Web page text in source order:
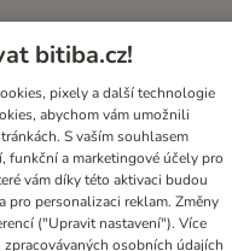
údajů
Likvidace baterií
od smlouvy
bitiba.cz!
pixely a další technologie
abychom vám umožnili
S vaším souhlasem
funkční a marketingové účely pro
vám díky této aktivaci budou
pro personalizaci reklam. Změny
("Upravit nastavení"). Více
osobních údajích